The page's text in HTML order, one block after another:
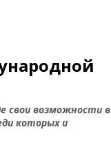
свои возможности в
которых и